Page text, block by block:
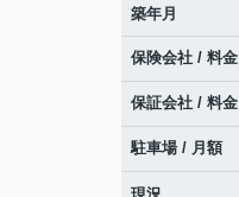
築年月
保険会社 / 料金
保証会社 / 料金
駐車場 / 月額